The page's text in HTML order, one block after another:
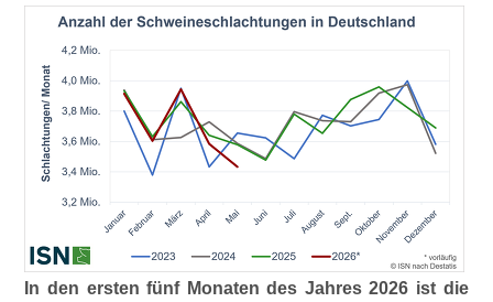
In den ersten fünf Monaten des Jahres 2026 ist die